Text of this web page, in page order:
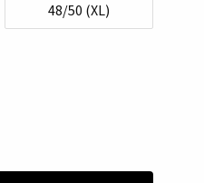
48/50 (XL)